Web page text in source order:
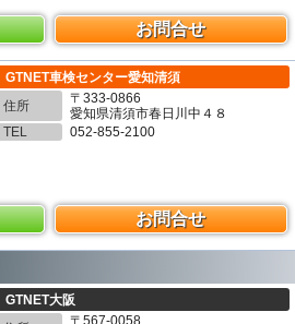
お問合せ
GTNET車検センター愛知清須
住所
〒333-0866
愛知県清須市春日川中４８
TEL
052-855-2100
お問合せ
GTNET大阪
〒567-0058